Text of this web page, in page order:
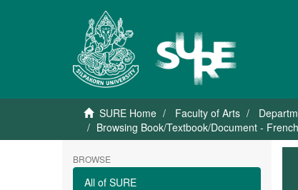
SURE Home Faculty of Arts
Browsing Book/Textbook/Document -
BROWSE
All of SURE